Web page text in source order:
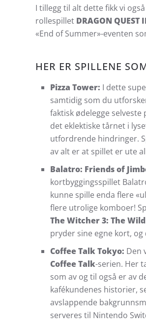
I tillegg til alt dette fikk vi
rollespillet DRAGON
«End of Summer»-eventen
HER ER SPILLENE
Pizza Tower: I dette
samtidig som du
faktisk ødelegge
det eklektiske tårnet i
utfordrende hindringer.
av alt er at spillet er ute
Balatro: Friends of
kortbyggingsspillet
kunne spille enda flere
flere utrolige komboer!
The Witcher 3: The
pryder sine egne kort,
Coffee Talk Tokyo: Den
Coffee Talk-serien. Her
som av og til også er av
kafékundenes historier,
avslappende
serveres til Nintendo